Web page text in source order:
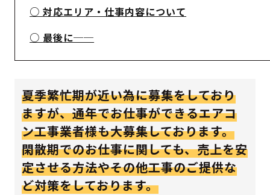
対応エリア・仕事内容について
最後に──
夏季繁忙期が近い為に募集をしており
ますが、通年でお仕事ができるエアコ
ン工事業者様も大募集しております。
閑散期でのお仕事に関しても、売上を安
定させる方法やその他工事のご提供な
ど対策をしております。